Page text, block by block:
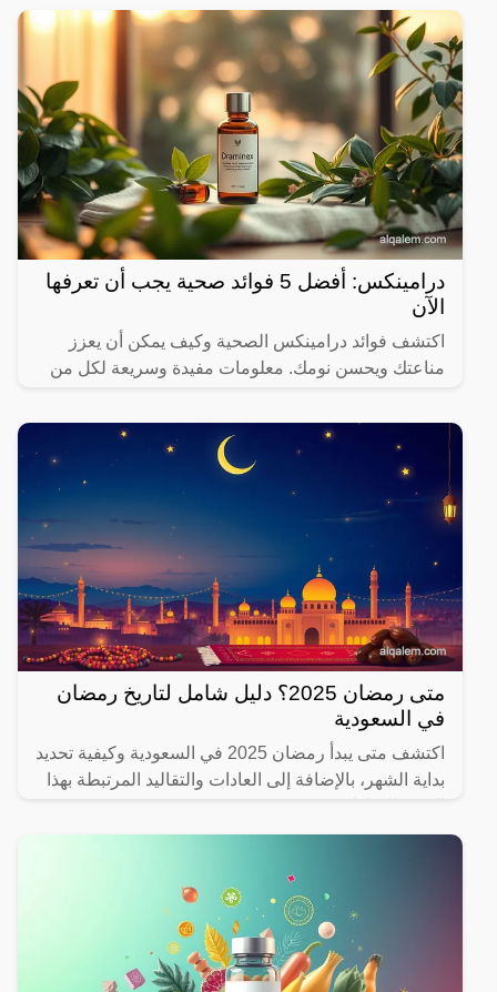
في
درامينكس: أفضل 5 فوائد صحية يجب أن تعرفها
الآن
اكتشف فوائد درامينكس الصحية وكيف يمكن أن يعزز
مناعتك ويحسن نومك. معلومات مفيدة وسريعة لكل من
متى رمضان 2025؟ دليل شامل لتاريخ رمضان
في السعودية
اكتشف متى يبدأ رمضان 2025 في السعودية وكيفية تحديد
بداية الشهر، بالإضافة إلى العادات والتقاليد المرتبطة بهذا